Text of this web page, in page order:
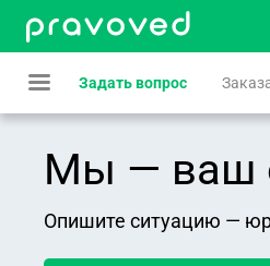
Задать вопрос
Мы — ваш
Опишите ситуацию —